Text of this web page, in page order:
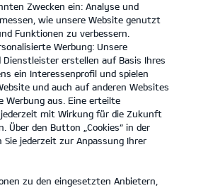
Zwecken ein: Analyse und
wie unsere Website genutzt
Funktionen zu verbessern.
Werbung: Unsere
Dienstleister erstellen auf Basis Ihres
ein Interessenprofil und spielen
und auch auf anderen Websites
Werbung aus. Eine erteilte
mit Wirkung für die Zukunft
Über den Button „Cookies“ in der
Sie jederzeit zur Anpassung Ihrer
zu den eingesetzten Anbietern,